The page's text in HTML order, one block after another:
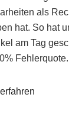
als
hat. So hat
am Tag
Fehlerquote.